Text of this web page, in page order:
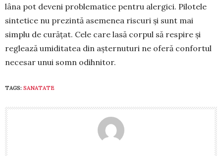
lâna pot deveni problematice pentru alergici. Pilotele
sintetice nu prezintă asemenea riscuri și sunt mai
simplu de curățat. Cele care lasă corpul să respire și
reglează umiditatea din așternuturi ne oferă confortul
necesar unui somn odihnitor.
TAGS: SANATATE